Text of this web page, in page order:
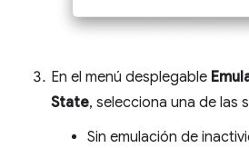
En el menú desplegable
State, selecciona una de las
Sin emulación de